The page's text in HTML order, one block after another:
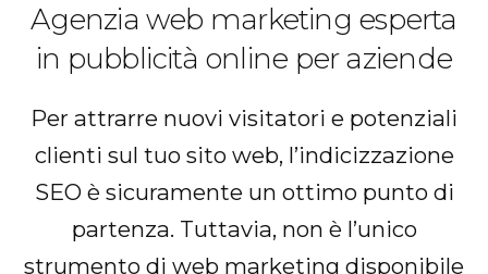
Agenzia web marketing esperta
in pubblicità online per aziende
Per attrarre nuovi visitatori e potenziali
clienti sul tuo sito web, l’indicizzazione
SEO è sicuramente un ottimo punto di
partenza. Tuttavia, non è l’unico
strumento di web marketing disponibile